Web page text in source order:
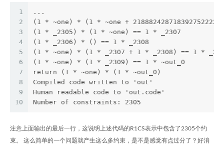
1
2
3
4
5
6
7
8
9
10
...
(1 * ~one) * (1 * ~one +
(1 * _2305) * (1 * ~one) == 1 * _2307
(1 * _2306) * () == 1 * _2308
(1 * ~one) * (1 * _2307 + 1 * _2308) == 1 *
(1 * ~one) * (1 * _2309) == 1 * ~out_0
return (1 * ~one) * (1 * ~out_0)
Compiled code written to 'out'
Human readable code to 'out.code'
Number of constraints: 2305
注意上面输出的最后一行，这说明上述代码的R1CS表示中包含了2305个约
束。 这么简单的一个问题就产生这么多约束，是不是感觉有点过分了？好消